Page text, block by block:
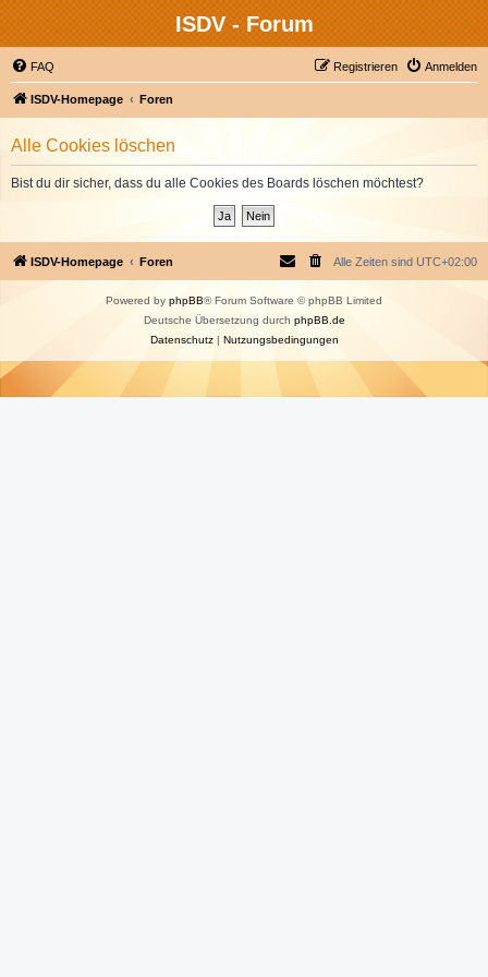
ISDV - Forum
FAQ Anmelden
Registrieren
ISDV-Homepage Foren
Alle Cookies löschen
Bist du dir sicher, dass du alle Cookies des Boards löschen möchtest?
ISDV-Homepage Foren Alle Zeiten sind UTC+02:00
Powered by phpBB® Forum Software © phpBB Limited
Deutsche Übersetzung durch phpBB.de
Datenschutz| Nutzungsbedingungen